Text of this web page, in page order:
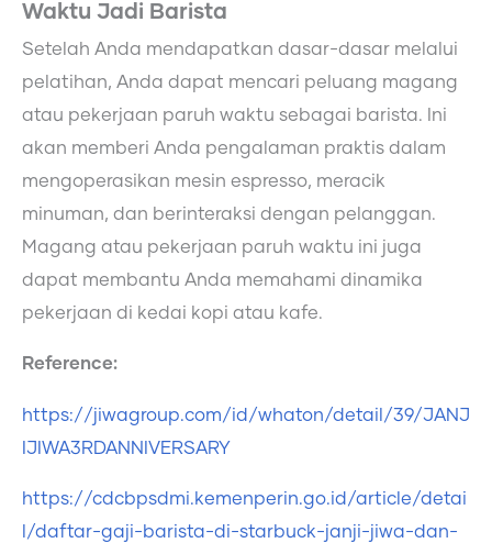
Waktu Jadi Barista
Setelah Anda mendapatkan dasar-dasar melalui
pelatihan, Anda dapat mencari peluang magang
atau pekerjaan paruh waktu sebagai barista. Ini
akan memberi Anda pengalaman praktis dalam
mengoperasikan mesin espresso, meracik
minuman, dan berinteraksi dengan pelanggan.
Magang atau pekerjaan paruh waktu ini juga
dapat membantu Anda memahami dinamika
pekerjaan di kedai kopi atau kafe.
Reference:
https://jiwagroup.com/id/whaton/detail/39/JANJ
IJIWA3RDANNIVERSARY
https://cdcbpsdmi.kemenperin.go.id/article/detai
l/daftar-gaji-barista-di-starbuck-janji-jiwa-dan-